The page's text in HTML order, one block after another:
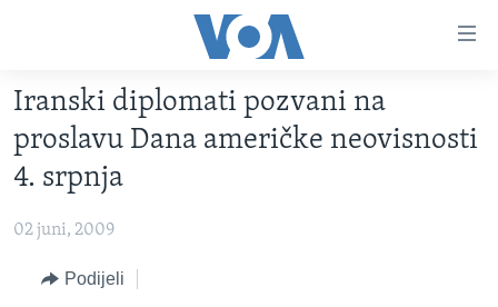
glavni
sadržaj
Pređi
na
glavnu
navigaciju
VIDEO
FOTOGRAFIJE DANA
VIJESTI
SJEDINJENE AMERIČKE DRŽAVE
NAUKA I TEHNOLOGIJA
Iranski diplomati pozvani na
proslavu Dana američke neovisnosti
4. srpnja
02 juni, 2009
Podijeli